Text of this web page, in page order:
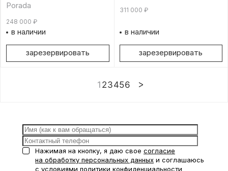
см
Porada
248 000 ₽
в наличии
зарезервировать
311 000 ₽
в наличии
зарезервировать
1 23456
Нажимая на кнопку, я даю свое согласие
на обработку персональных данных и соглашаюсь
с условиями политики конфиденциальности